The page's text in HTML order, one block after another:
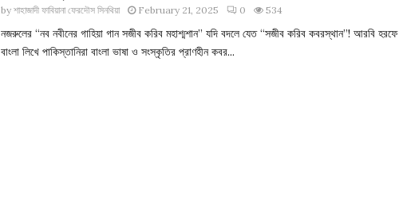
byশাহাজাদী ফাবিয়ানা ফেরদৌস সিনথিয়া February 21, 2025 0 534
নজরুলের “নব নবীনের গাহিয়া গান সজীব করিব মহাশ্মশান” যদি বদলে যেত “সজীব করিব কবরস্থান”! আরবি হরফে
বাংলা লিখে পাকিস্তানিরা বাংলা ভাষা ও সংস্কৃতির প্রাণহীন কবর...